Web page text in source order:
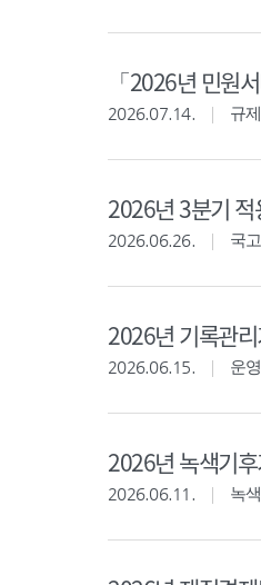
「2026년 민원
2026.07.14. 규
2026년 3분기
2026.06.26. 국
2026년 기록관
2026.06.15. 운
2026년 녹색기
2026.06.11. 녹